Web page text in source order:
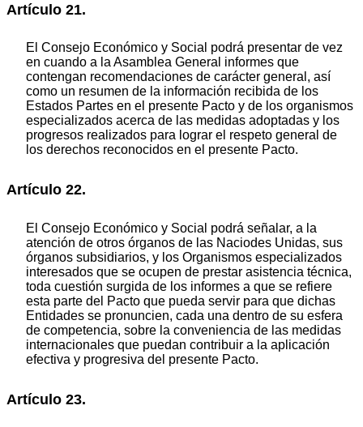
Artículo 21.
El Consejo Económico y Social podrá presentar de vez
en cuando a la Asamblea General informes que
contengan recomendaciones de carácter general, así
como un resumen de la información recibida de los
Estados Partes en el presente Pacto y de los organismos
especializados acerca de las medidas adoptadas y los
progresos realizados para lograr el respeto general de
los derechos reconocidos en el presente Pacto.
Artículo 22.
El Consejo Económico y Social podrá señalar, a la
atención de otros órganos de las Naciodes Unidas, sus
órganos subsidiarios, y los Organismos especializados
interesados que se ocupen de prestar asistencia técnica,
toda cuestión surgida de los informes a que se refiere
esta parte del Pacto que pueda servir para que dichas
Entidades se pronuncien, cada una dentro de su esfera
de competencia, sobre la conveniencia de las medidas
internacionales que puedan contribuir a la aplicación
efectiva y progresiva del presente Pacto.
Artículo 23.